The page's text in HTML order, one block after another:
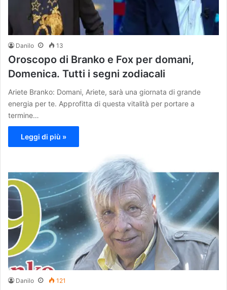
Danilo 13
Oroscopo di Branko e Fox per domani,
Domenica. Tutti i segni zodiacali
Ariete Branko: Domani, Ariete, sarà una giornata di grande
energia per te. Approfitta di questa vitalità per portare a
termine…
Leggi di più »
Danilo 121